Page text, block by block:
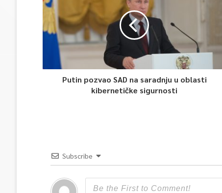
Putin pozvao SAD na saradnju u oblasti
kibernetičke sigurnosti
Subscribe